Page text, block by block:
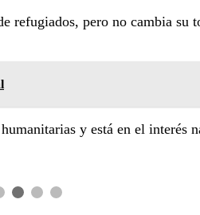
pero no cambia su
y está en el interés